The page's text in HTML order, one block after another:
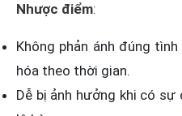
Nhược điểm:
Không phản ánh đúng
hóa theo thời gian.
Dễ bị ảnh hưởng khi có